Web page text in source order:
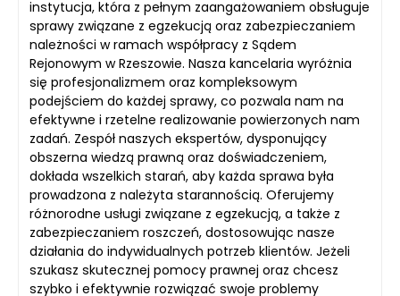
instytucja, która z pełnym zaangażowaniem obsługuje
sprawy związane z egzekucją oraz zabezpieczaniem
należności w ramach współpracy z Sądem
Rejonowym w Rzeszowie. Nasza kancelaria wyróżnia
się profesjonalizmem oraz kompleksowym
podejściem do każdej sprawy, co pozwala nam na
efektywne i rzetelne realizowanie powierzonych nam
zadań. Zespół naszych ekspertów, dysponujący
obszerna wiedzą prawną oraz doświadczeniem,
dokłada wszelkich starań, aby każda sprawa była
prowadzona z należyta starannością. Oferujemy
różnorodne usługi związane z egzekucją, a także z
zabezpieczaniem roszczeń, dostosowując nasze
działania do indywidualnych potrzeb klientów. Jeżeli
szukasz skutecznej pomocy prawnej oraz chcesz
szybko i efektywnie rozwiązać swoje problemy